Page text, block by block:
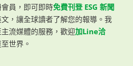
員，即可即時免費刊登 ESG 新聞
文，讓全球讀者了解您的報導。我
流媒體的服務，歡迎加Line洽
世界。